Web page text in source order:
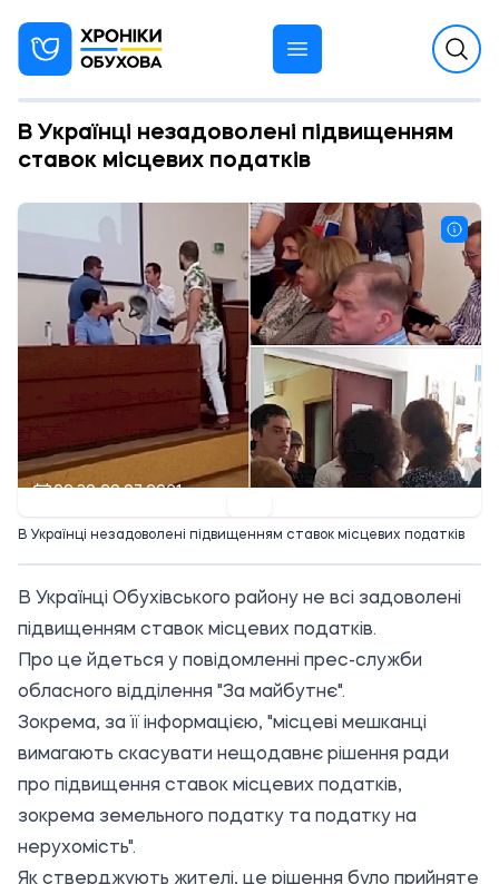
В Українці незадоволені підвищенням
ставок місцевих податків
09:39 29.07.2021
В Українці незадоволені підвищенням ставок місцевих податків
В Українці Обухівського району не всі задоволені
підвищенням ставок місцевих податків.
Про це йдеться у повідомленні прес-служби
обласного відділення "За майбутнє".
Зокрема, за її інформацією, "місцеві мешканці
вимагають скасувати нещодавнє рішення ради
про підвищення ставок місцевих податків,
зокрема земельного податку та податку на
нерухомість".
Як стверджують жителі, це рішення було прийняте